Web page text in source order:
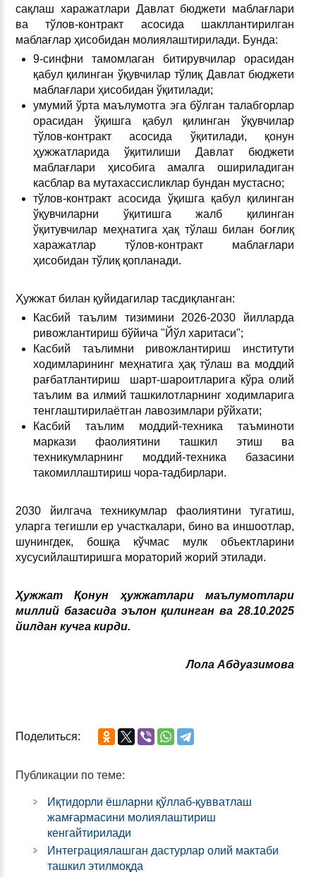
сақлаш харажатлари Давлат бюджети маблағлари
ва тўлов-контракт асосида шакллантирилган
маблағлар ҳисобидан молиялаштирилади. Бунда:
9-синфни тамомлаган битирувчилар орасидан
қабул қилинган ўқувчилар тўлиқ Давлат бюджети
маблағлари ҳисобидан ўқитилади;
умумий ўрта маълумотга эга бўлган талабгорлар
орасидан ўқишга қабул қилинган ўқувчилар
тўлов-контракт асосида ўқитилади, қонун
ҳужжатларида ўқитилиши Давлат бюджети
маблағлари ҳисобига амалга ошириладиган
касблар ва мутахассисликлар бундан мустасно;
тўлов-контракт асосида ўқишга қабул қилинган
ўқувчиларни ўқитишга жалб қилинган
ўқитувчилар меҳнатига ҳақ тўлаш билан боғлиқ
харажатлар тўлов-контракт маблағлари
ҳисобидан тўлиқ қопланади.
Ҳужжат билан қуйидагилар тасдиқланган:
Касбий таълим тизимини 2026-2030 йилларда
ривожлантириш бўйича "Йўл харитаси";
Касбий таълимни ривожлантириш институти
ходимларининг меҳнатига ҳақ тўлаш ва моддий
рағбатлантириш шарт-шароитларига кўра олий
таълим ва илмий ташкилотларнинг ходимларига
тенглаштирилаётган лавозимлари рўйхати;
Касбий таълим моддий-техника таъминоти
маркази фаолиятини ташкил этиш ва
техникумларнинг моддий-техника базасини
такомиллаштириш чора-тадбирлари.
2030 йилгача техникумлар фаолиятини тугатиш,
уларга тегишли ер участкалари, бино ва иншоотлар,
шунингдек, бошқа кўчмас мулк объектларини
хусусийлаштиришга мораторий жорий этилади.
Ҳужжат Қонун ҳужжатлари маълумотлари
миллий базасида эълон қилинган ва 28.10.2025
йилдан кучга кирди.
Лола Абдуазимова
Поделиться:
Публикации по теме:
Иқтидорли ёшларни қўллаб-қувватлаш
жамғармасини молиялаштириш
кенгайтирилади
Интеграциялашган дастурлар олий мактаби
ташкил этилмоқда